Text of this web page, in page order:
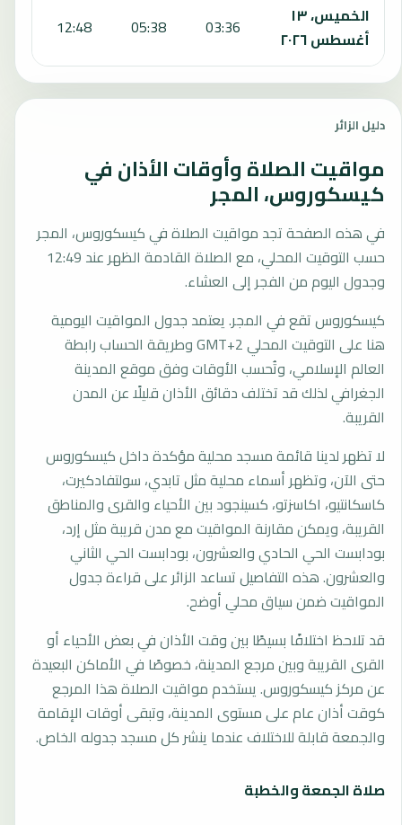
الخميس، ١٣
أغسطس ٢٠٢٦
03:36
05:38
12:48
دليل الزائر
مواقيت الصلاة وأوقات الأذان في
كيسكوروس، المجر
في هذه الصفحة تجد مواقيت الصلاة في كيسكوروس، المجر
حسب التوقيت المحلي، مع الصلاة القادمة الظهر عند 12:49
وجدول اليوم من الفجر إلى العشاء.
كيسكوروس تقع في المجر. يعتمد جدول المواقيت اليومية
هنا على التوقيت المحلي GMT+2 وطريقة الحساب رابطة
العالم الإسلامي، وتُحسب الأوقات وفق موقع المدينة
الجغرافي لذلك قد تختلف دقائق الأذان قليلًا عن المدن
القريبة.
لا تظهر لدينا قائمة مسجد محلية مؤكدة داخل كيسكوروس
حتى الآن، وتظهر أسماء محلية مثل تابدي، سولتفادكيرت،
كاسكانتيو، اكاسزتو، كسينجود بين الأحياء والقرى والمناطق
القريبة، ويمكن مقارنة المواقيت مع مدن قريبة مثل إرد،
بودابست الحي الحادي والعشرون، بودابست الحي الثاني
والعشرون. هذه التفاصيل تساعد الزائر على قراءة جدول
المواقيت ضمن سياق محلي أوضح.
قد تلاحظ اختلافًا بسيطًا بين وقت الأذان في بعض الأحياء أو
القرى القريبة وبين مرجع المدينة، خصوصًا في الأماكن البعيدة
عن مركز كيسكوروس. يستخدم مواقيت الصلاة هذا المرجع
كوقت أذان عام على مستوى المدينة، وتبقى أوقات الإقامة
والجمعة قابلة للاختلاف عندما ينشر كل مسجد جدوله الخاص.
صلاة الجمعة والخطبة